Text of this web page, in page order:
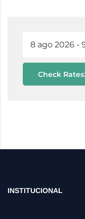
Check Rates
INSTITUCIONAL